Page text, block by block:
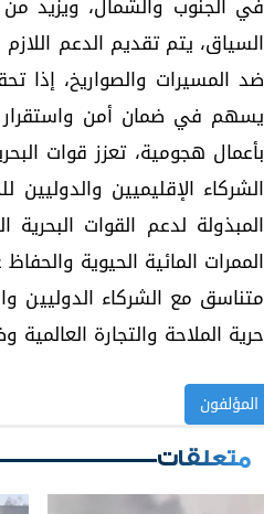
السياق، يتم تقديم الدعم
ضد المسيرات والصواريخ، إذا
يسهم في ضمان أمن واستقرار
بأعمال هجومية، تعزز قوات
الشركاء الإقليميين
المبذولة لدعم القوات
الممرات المائية الحيوية
متناسق مع الشركاء الدوليين
حرية الملاحة والتجارة
المؤلفون
متعلقات